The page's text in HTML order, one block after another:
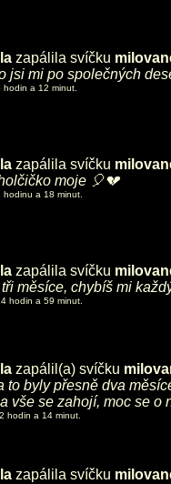
zapálila svíčku
jsi mi po společných
a 12 minut.
zapálila svíčku
moje 🎈💔
a 18 minut.
zapálila svíčku
měsíce, chybíš mi
hodin a 59 minut.
zapálil(a) svíčku
to byly přesně dva
vše se zahojí, moc se
hodin a 14 minut.
zapálila svíčku